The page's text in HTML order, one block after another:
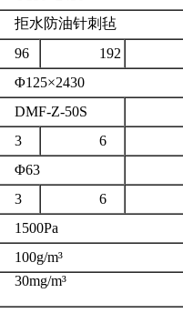
防油针刺毡
192
Z-50S
6
6
m³
m³